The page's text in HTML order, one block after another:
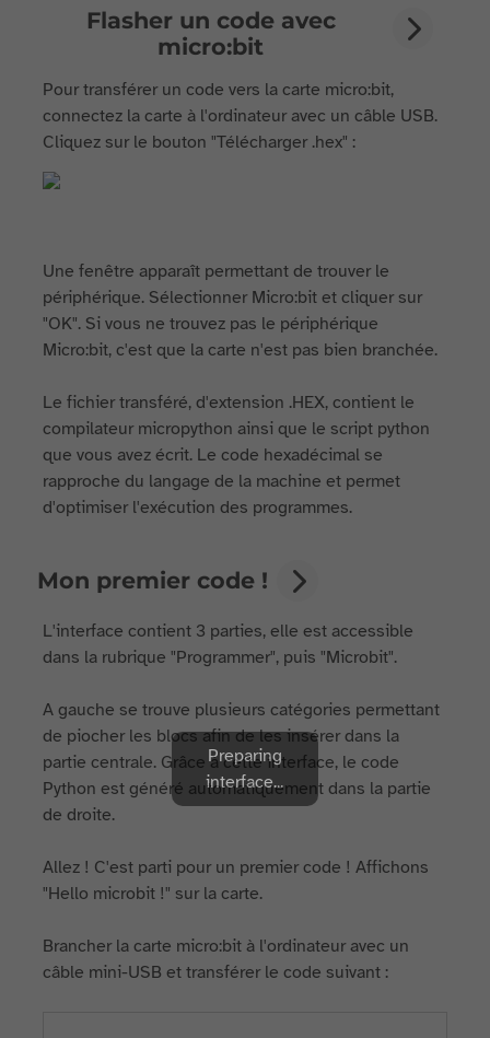
Flasher un code avec
micro:bit
Pour transférer un code vers la carte micro:bit,
connectez la carte à l'ordinateur avec un câble USB.
Cliquez sur le bouton "Télécharger .hex" :
Une fenêtre apparaît permettant de trouver le
périphérique. Sélectionner Micro:bit et cliquer sur
"OK". Si vous ne trouvez pas le périphérique
Micro:bit, c'est que la carte n'est pas bien branchée.
Le fichier transféré, d'extension .HEX, contient le
compilateur micropython ainsi que le script python
que vous avez écrit. Le code hexadécimal se
rapproche du langage de la machine et permet
d'optimiser l'exécution des programmes.
Mon premier code !
L'interface contient 3 parties, elle est accessible
dans la rubrique "Programmer", puis "Microbit".
A gauche se trouve plusieurs catégories permettant
de piocher les blocs afin de les insérer dans la
partie centrale. Grâce à cette interface, le code
Python est généré automatiquement dans la partie
de droite.
Allez ! C'est parti pour un premier code ! Affichons
"Hello microbit !" sur la carte.
Brancher la carte micro:bit à l'ordinateur avec un
câble mini-USB et transférer le code suivant :
Preparing
interface...